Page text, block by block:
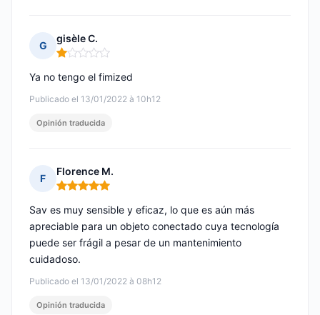
G
gisèle C.
Nota: 1 de 5
Publicado el 13/01/2022 à 10h12
Ya no tengo el fimized
Opinión traducida
F
Florence M.
Nota: 5 de 5
Publicado el 13/01/2022 à 08h12
Sav es muy sensible y eficaz, lo que es aún más
apreciable para un objeto conectado cuya tecnología
puede ser frágil a pesar de un mantenimiento
cuidadoso.
Opinión traducida